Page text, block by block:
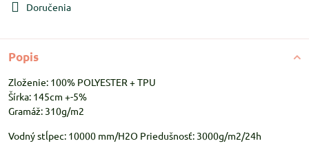
Doručenia
Popis
Zloženie: 100% POLYESTER + TPU
Šírka: 145cm +-5%
Gramáž: 310g/m2
Vodný stĺpec: 10000 mm/H2O Priedušnosť: 3000g/m2/24h